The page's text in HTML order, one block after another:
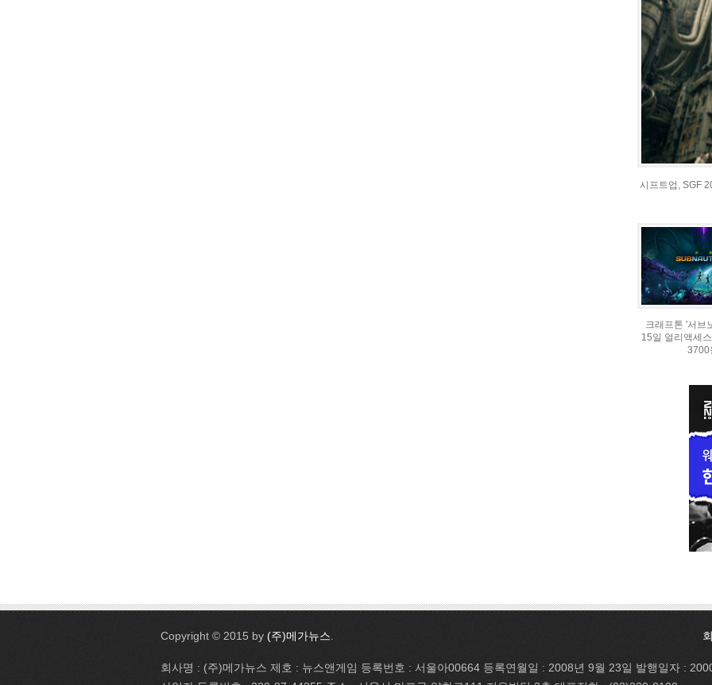
시프트업, SGF
크래프톤 '서브
15일 얼리액세
3700
Copyright © 2015 by (주)메가뉴스
회사명 : (주)메가뉴스 제호 : 뉴스앤게임 등록번호 : 서울아00664 등록연월일 : 2008년 9월 23일 발행일자 :